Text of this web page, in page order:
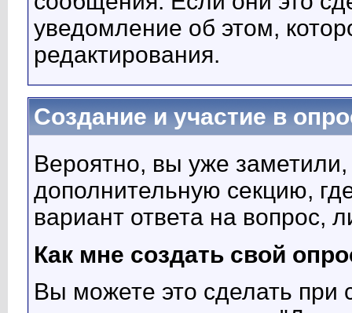
уведомление об этом,
редактирования.
Создание и участие в
Вероятно, вы уже
дополнительную секцию,
вариант ответа на вопрос,
Как мне создать свой
Вы можете это сделать при